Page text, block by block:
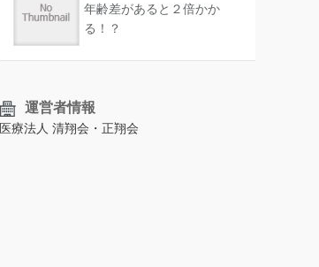
年齢差があると２倍かか
る！？
運営者情報
医療法人 清翔会・正翔会